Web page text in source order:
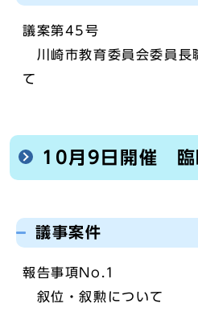
議案第45号
川崎市教育委員会委員長
て
10月9日開催 臨
議事案件
報告事項No.1
叙位・叙勲について